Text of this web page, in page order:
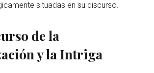
situadas en su discurso.
de la
y la Intriga